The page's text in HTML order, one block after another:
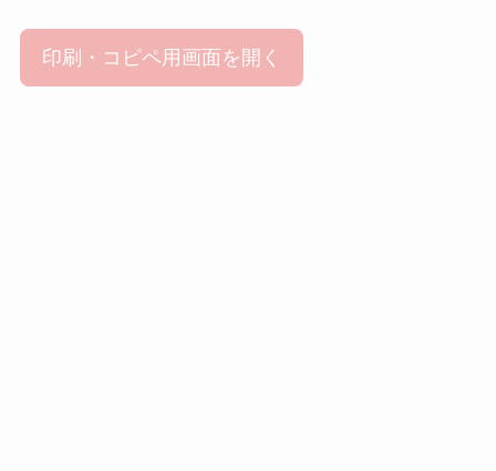
印刷・コピペ用画面を開く